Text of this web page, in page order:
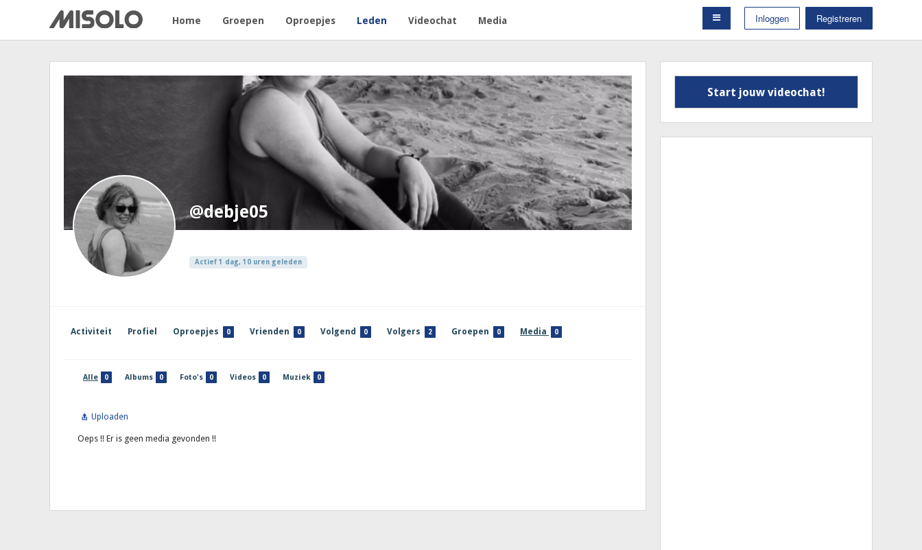
Home Groepen Oproepjes Leden Videochat Media Inloggen Registreren
@debje05
Actief 1 dag, 10 uren geleden
Activiteit Profiel Oproepjes 0 Vrienden 0 Volgend 0 Volgers 2 Groepen 0 Media 0
Alle 0 Albums 0 Foto's 0 Videos 0 Muziek 0
Uploaden
Oeps !! Er is geen media gevonden !!
Start jouw videochat!